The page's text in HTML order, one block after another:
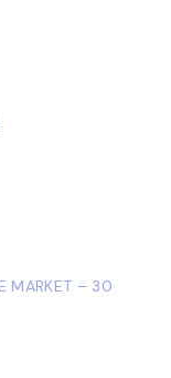
MARKET – 30